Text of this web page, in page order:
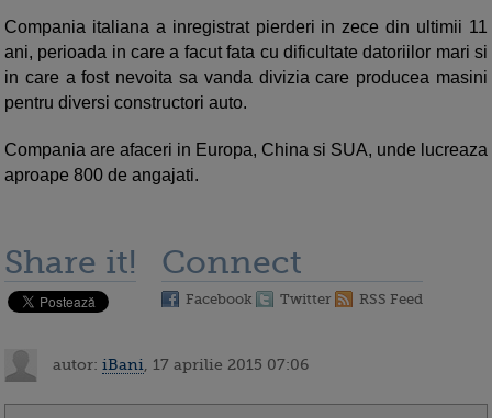
Compania italiana a inregistrat pierderi in zece din ultimii 11
ani, perioada in care a facut fata cu dificultate datoriilor mari si
in care a fost nevoita sa vanda divizia care producea masini
pentru diversi constructori auto.
Compania are afaceri in Europa, China si SUA, unde lucreaza
aproape 800 de angajati.
Share it! Connect
Facebook Twitter RSS Feed
autor: iBani , 17 aprilie 2015 07:06